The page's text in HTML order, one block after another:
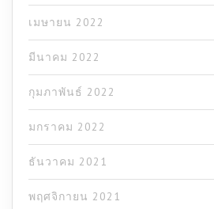
เมษายน 2022
มีนาคม 2022
กุมภาพันธ์ 2022
มกราคม 2022
ธันวาคม 2021
พฤศจิกายน 2021